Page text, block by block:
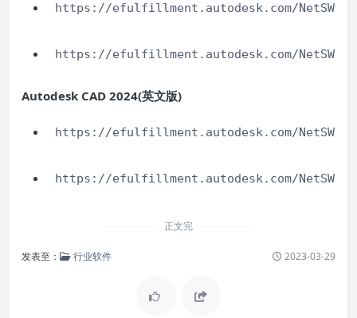
https://efulfillment.autodesk.com/NetSWDLD/
https://efulfillment.autodesk.com/NetSWDLD/
Autodesk CAD 2024(英文版)
https://efulfillment.autodesk.com/NetSWDLD/
https://efulfillment.autodesk.com/NetSWDLD/
正文完
发表至： 行业软件 2023-03-29